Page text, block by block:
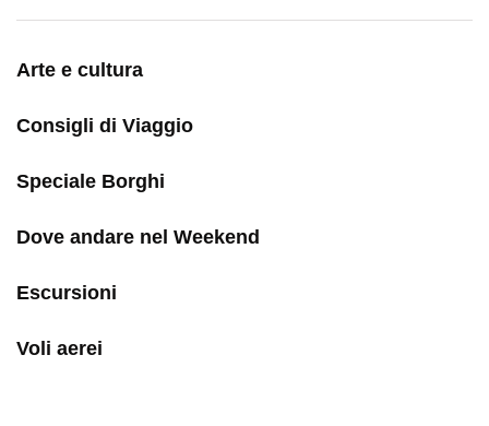
Arte e cultura
Consigli di Viaggio
Speciale Borghi
Dove andare nel Weekend
Escursioni
Voli aerei